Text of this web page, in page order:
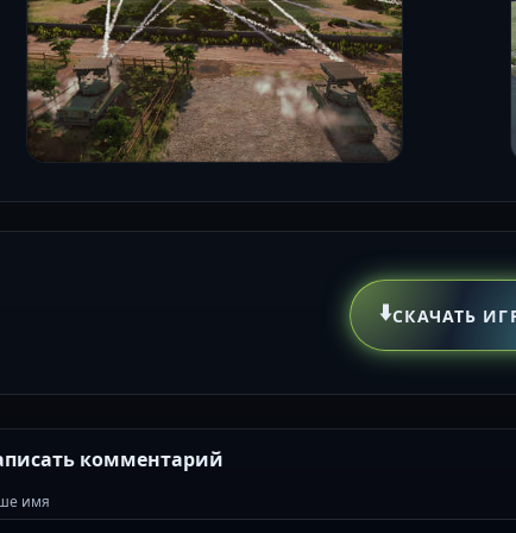
⬇️СКАЧАТЬ
комментарий
имя